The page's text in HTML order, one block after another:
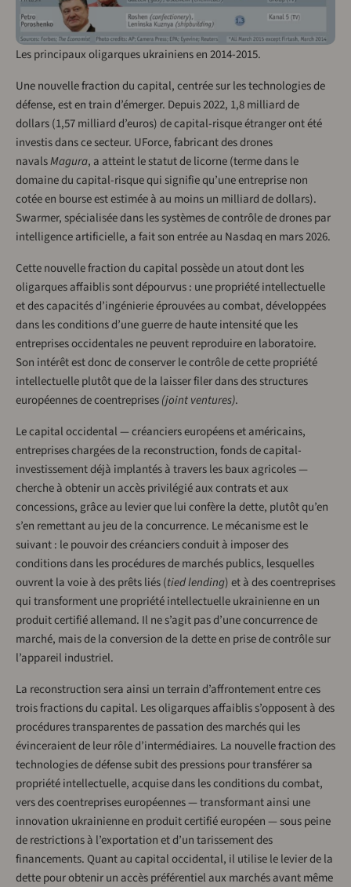
Les principaux oligarques ukrainiens en 2014-2015.
Une nouvelle fraction du capital, centrée sur les technologies de
défense, est en train d’émerger. Depuis 2022, 1,8 milliard de
dollars (1,57 milliard d’euros) de capital-risque étranger ont été
investis dans ce secteur. UForce, fabricant des drones
navalsMagura, a atteint le statut de licorne (terme dans le
domaine du capital-risque qui signifie qu’une entreprise non
cotée en bourse est estimée à au moins un milliard de dollars).
Swarmer, spécialisée dans les systèmes de contrôle de drones par
intelligence artificielle, a fait son entrée au Nasdaq en mars 2026.
Cette nouvelle fraction du capital possède un atout dont les
oligarques affaiblis sont dépourvus : une propriété intellectuelle
et des capacités d’ingénierie éprouvées au combat, développées
dans les conditions d’une guerre de haute intensité que les
entreprises occidentales ne peuvent reproduire en laboratoire.
Son intérêt est donc de conserver le contrôle de cette propriété
intellectuelle plutôt que de la laisser filer dans des structures
européennes de coentreprises(joint ventures).
Le capital occidental — créanciers européens et américains,
entreprises chargées de la reconstruction, fonds de capital-
investissement déjà implantés à travers les baux agricoles —
cherche à obtenir un accès privilégié aux contrats et aux
concessions, grâce au levier que lui confère la dette, plutôt qu’en
s’en remettant au jeu de la concurrence. Le mécanisme est le
suivant : le pouvoir des créanciers conduit à imposer des
conditions dans les procédures de marchés publics, lesquelles
ouvrent la voie à des prêts liés (tied lending) et à des coentreprises
qui transforment une propriété intellectuelle ukrainienne en un
produit certifié allemand. Il ne s’agit pas d’une concurrence de
marché, mais de la conversion de la dette en prise de contrôle sur
l’appareil industriel.
La reconstruction sera ainsi un terrain d’affrontement entre ces
trois fractions du capital. Les oligarques affaiblis s’opposent à des
procédures transparentes de passation des marchés qui les
évinceraient de leur rôle d’intermédiaires. La nouvelle fraction des
technologies de défense subit des pressions pour transférer sa
propriété intellectuelle, acquise dans les conditions du combat,
vers des coentreprises européennes — transformant ainsi une
innovation ukrainienne en produit certifié européen — sous peine
de restrictions à l’exportation et d’un tarissement des
financements. Quant au capital occidental, il utilise le levier de la
dette pour obtenir un accès préférentiel aux marchés avant même